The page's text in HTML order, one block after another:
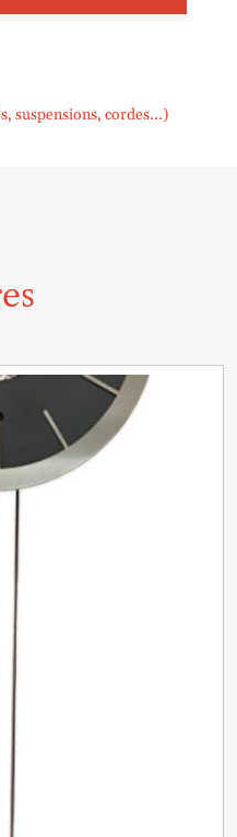
suspensions, cordes...)